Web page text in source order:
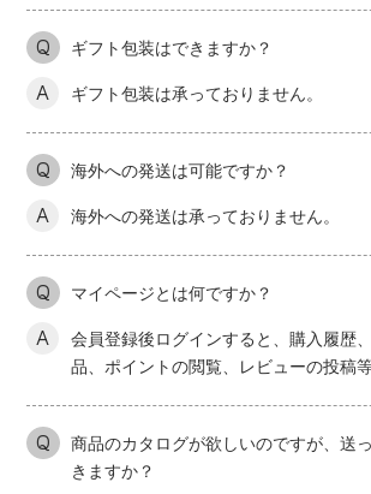
Q ギフト包装はできますか？
A ギフト包装は承っておりません。
Q 海外への発送は可能ですか？
A 海外への発送は承っておりません。
Q マイページとは何ですか？
A
会員登録後ログインすると、購入履歴
品、ポイントの閲覧、レビューの投稿
Q
商品のカタログが欲しいのですが、送
きますか？